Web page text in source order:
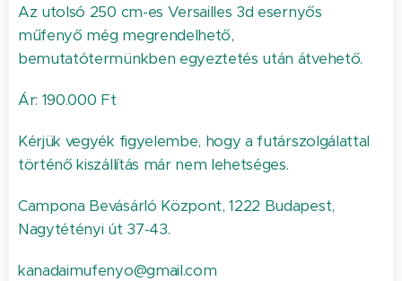
Az utolsó 250 cm-es Versailles 3d esernyős
műfenyő még megrendelhető,
bemutatótermünkben egyeztetés után átvehető.
Ár: 190.000 Ft
Kérjük vegyék figyelembe, hogy a futárszolgálattal
történő kiszállítás már nem lehetséges.
Campona Bevásárló Központ, 1222 Budapest,
Nagytétényi út 37-43.
kanadaimufenyo@gmail.com